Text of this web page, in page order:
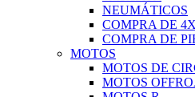
NEUMÁTICOS
COMPRA DE
COMPRA DE
MOTOS
MOTOS DE
MOTOS